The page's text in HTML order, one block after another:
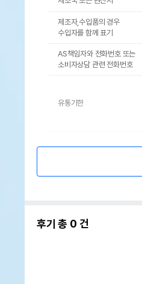
제조자,수입품의 경우
수입자를 함께 표기
AS책임자와 전화번호 또는
소비자상담 관련 전화번호
유통기한
후기 총 0 건